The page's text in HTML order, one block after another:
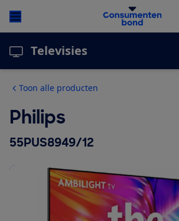
Televisies
Toon alle producten
Philips
55PUS8949/12